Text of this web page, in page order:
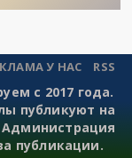
У НАС
RSS
с 2017 года.
публикуют на
Администрация
публикации.